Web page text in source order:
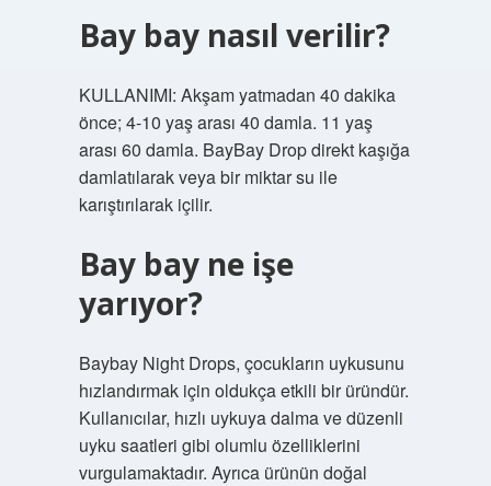
Bay bay nasıl verilir?
KULLANIMI: Akşam yatmadan 40 dakika
önce; 4-10 yaş arası 40 damla. 11 yaş
arası 60 damla. BayBay Drop direkt kaşığa
damlatılarak veya bir miktar su ile
karıştırılarak içilir.
Bay bay ne işe
yarıyor?
Baybay Night Drops, çocukların uykusunu
hızlandırmak için oldukça etkili bir üründür.
Kullanıcılar, hızlı uykuya dalma ve düzenli
uyku saatleri gibi olumlu özelliklerini
vurgulamaktadır. Ayrıca ürünün doğal